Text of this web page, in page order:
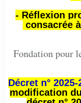
- Réflexion
consacrée
Fondation pour
Décret n°
modification